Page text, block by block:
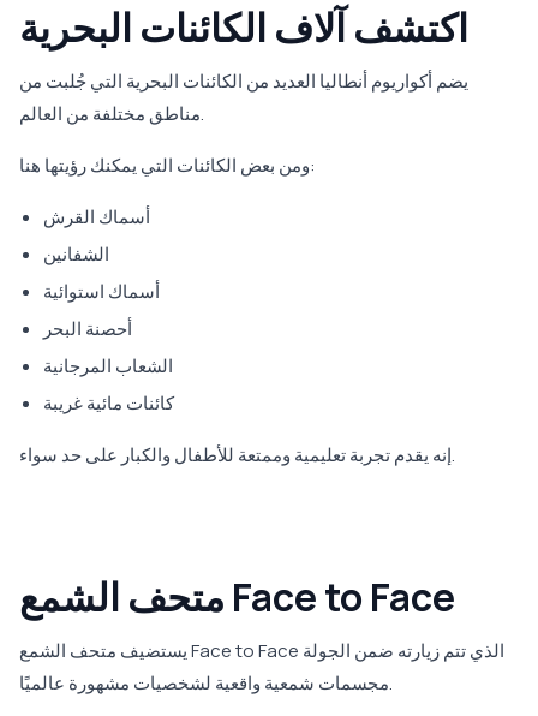
اكتشف آلاف الكائنات البحرية
يضم أكواريوم أنطاليا العديد من الكائنات البحرية التي جُلبت من
مناطق مختلفة من العالم.
ومن بعض الكائنات التي يمكنك رؤيتها هنا:
أسماك القرش
الشفانين
أسماك استوائية
أحصنة البحر
الشعاب المرجانية
كائنات مائية غريبة
إنه يقدم تجربة تعليمية وممتعة للأطفال والكبار على حد سواء.
متحف الشمع Face to Face
يستضيف متحف الشمع Face to Face الذي تتم زيارته ضمن الجولة
مجسمات شمعية واقعية لشخصيات مشهورة عالميًا.